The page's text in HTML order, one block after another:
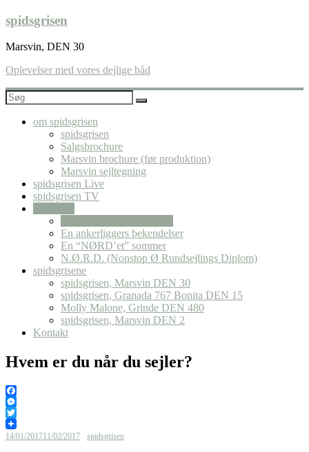
Skip
to
content
spidsgrisen
Marsvin, DEN 30
Oplevelser med vores dejlige båd
om spidsgrisen
spidsgrisen
Salgsbrochure
Marsvin brochure (før produktion)
Marsvin sejltegning
spidsgrisen Live
spidsgrisen TV
En ankerliggers bekendelser
En “NØRD’et” sommer
N.Ø.R.D. (Nonstop Ø Rundsejlings Diplom)
spidsgrisene
spidsgrisen, Marsvin DEN 30
spidsgrisen, Granada 767 Bonita DEN 15
Molly Malone, Grinde DEN 480
spidsgrisen, Marsvin DEN 2
Kontakt
Hvem er du når du sejler?
Facebook
Messenger
Twitter
14/01/201711/02/2017 spidsgrisen